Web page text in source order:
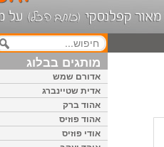
מותגים בבלוג
אדורם שמש
אדית שטיינברג
אהוד ברק
אהוד פוזיס
אודי פוזיס